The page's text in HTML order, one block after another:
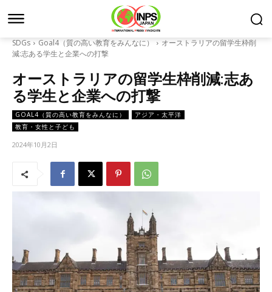
SDGs Goal4（質の高い教育をみんなに）
オーストラリアの留学生枠削
減:志ある学生と企業への打撃
オーストラリアの留学生枠削減:志あ
る学生と企業への打撃
GOAL4（質の高い教育をみんなに）
アジア・太平洋
教育・女性と子ども
2024年10月2日